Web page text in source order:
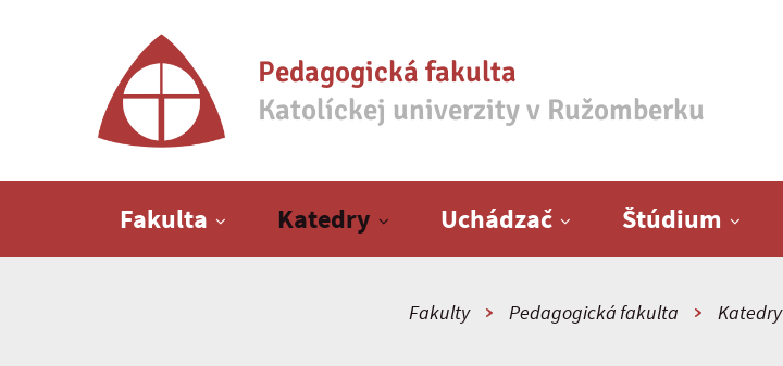
Pedagogická fakulta
Katolíckej univerzity v Ružomberku
Fakulta Katedry Uchádzač Štúdium
Fakulty Pedagogická fakulta Katedry